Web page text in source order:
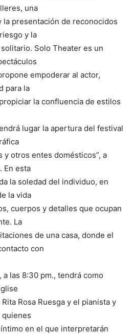
una
presentación de reconocidos
y la
Solo Theater es un
empoderar al actor,
para la
la confluencia de estilos
lugar la apertura del festival
y otros entes domésticos”, a
En esta
la soledad del individuo, en
la vida
cuerpos y detalles que ocupan
La
de una casa, donde el
con
a las 8:30 pm., tendrá como
Rosa Ruesga y el pianista y
quienes
en el que interpretarán